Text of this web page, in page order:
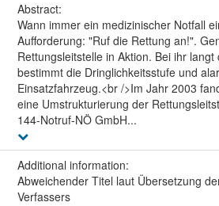
Abstract:
Wann immer ein medizinischer Notfall
Aufforderung: "Ruf die Rettung an!".
Rettungsleitstelle in Aktion. Bei ihr
bestimmt die Dringlichkeitsstufe und
Einsatzfahrzeug.<br />Im Jahr 2003
eine Umstrukturierung der
144-Notruf-NÖ GmbH...
Additional information:
Abweichender Titel laut Übersetzung
Verfassers